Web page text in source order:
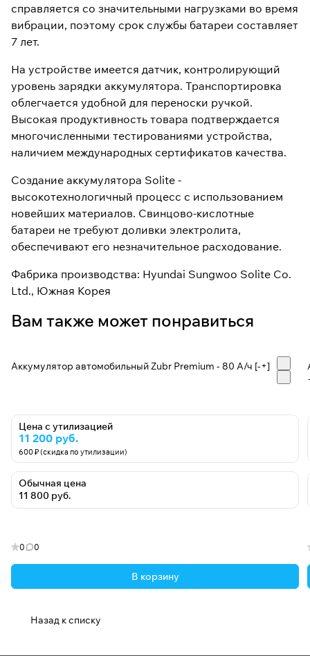
справляется со значительными нагрузками во время
вибрации, поэтому срок службы батареи составляет
7 лет.
На устройстве имеется датчик, контролирующий
уровень зарядки аккумулятора. Транспортировка
облегчается удобной для переноски ручкой.
Высокая продуктивность товара подтверждается
многочисленными тестированиями устройства,
наличием международных сертификатов качества.
Создание аккумулятора Solite -
высокотехнологичный процесс с использованием
новейших материалов. Свинцово-кислотные
батареи не требуют доливки электролита,
обеспечивают его незначительное расходование.
Фабрика производства: Hyundai Sungwoo Solite Co.
Ltd., Южная Корея
Вам также может понравиться
Аккумулятор автомобильный Zubr Premium - 80 А/ч [-+]
Цена с утилизацией
11 200 руб.
600 ₽ (скидка по утилизации)
Обычная цена
11 800 руб.
0 0
В корзину
Назад к списку